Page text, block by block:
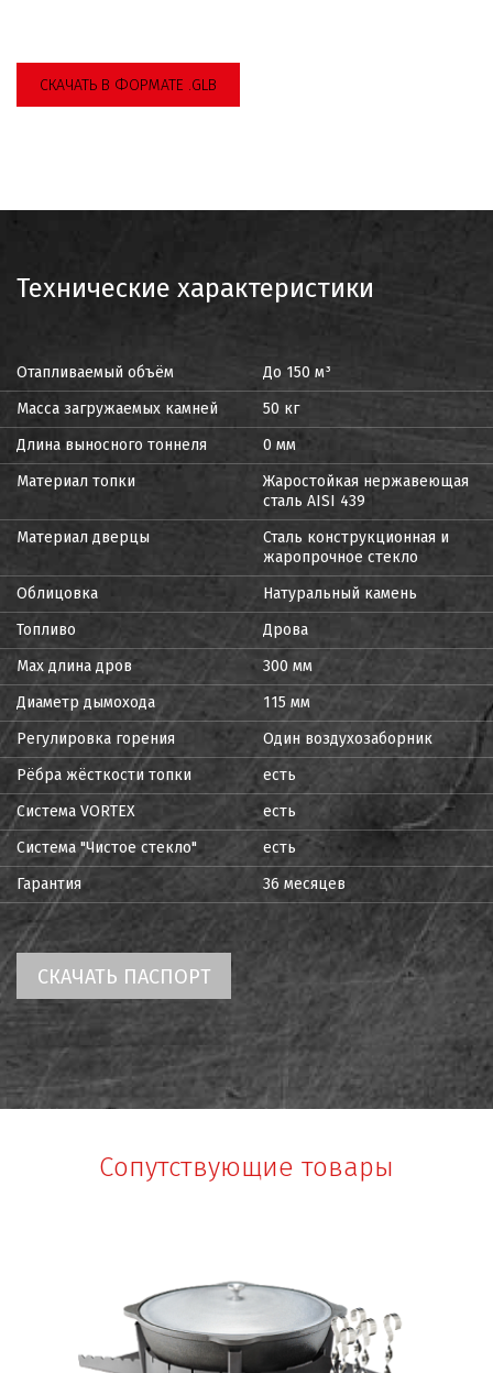
СКАЧАТЬ В ФОРМАТЕ .GLB
Технические характеристики
Отапливаемый объём
До 150 м³
Масса загружаемых камней
50 кг
Длина выносного тоннеля
0 мм
Материал топки
Жаростойкая нержавеющая
сталь AISI 439
Материал дверцы
Сталь конструкционная и
жаропрочное стекло
Облицовка
Натуральный камень
Топливо
Дрова
Max длина дров
300 мм
Диаметр дымохода
115 мм
Регулировка горения
Один воздухозаборник
Рёбра жёсткости топки
есть
Система VORTEX
есть
Система "Чистое стекло"
есть
Гарантия
36 месяцев
СКАЧАТЬ ПАСПОРТ
Сопутствующие товары